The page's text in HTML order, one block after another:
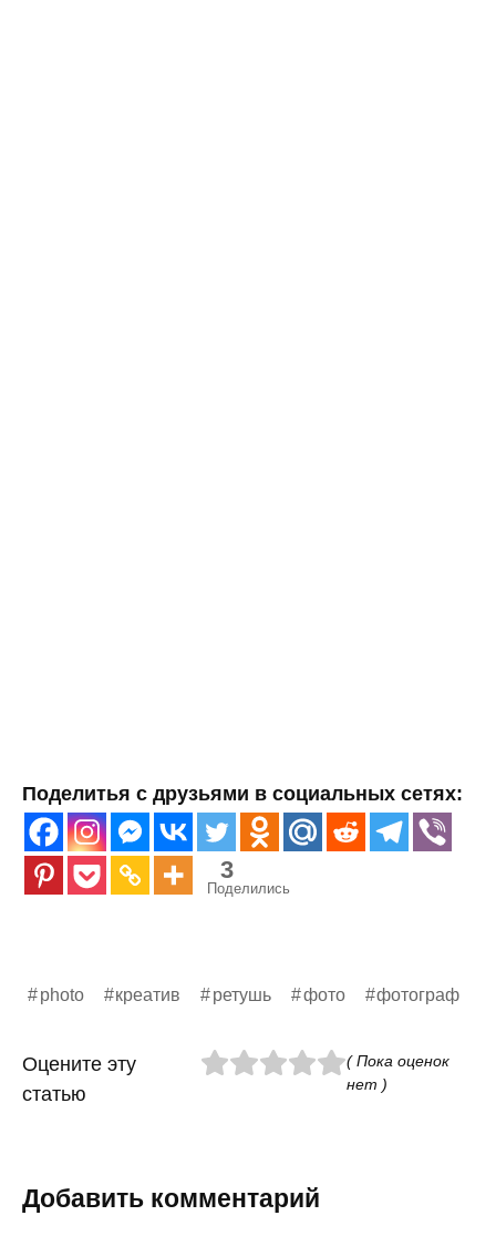
Поделитья с друзьями в социальных сетях:
3
Поделились
photo креатив ретушь фото фотограф
Оцените эту
статью
( Пока оценок
нет )
Добавить комментарий